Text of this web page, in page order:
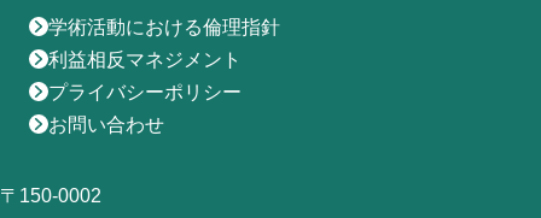
学術活動における倫理指針
利益相反マネジメント
プライバシーポリシー
お問い合わせ
〒150-0002